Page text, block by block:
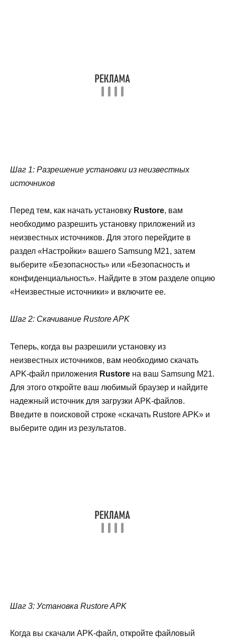
Шаг 1: Разрешение установки из неизвестных
источников
Перед тем, как начать установку Rustore, вам
необходимо разрешить установку приложений из
неизвестных источников. Для этого перейдите в
раздел «Настройки» вашего Samsung M21, затем
выберите «Безопасность» или «Безопасность и
конфиденциальность». Найдите в этом разделе опцию
«Неизвестные источники» и включите ее.
Шаг 2: Скачивание Rustore APK
Теперь, когда вы разрешили установку из
неизвестных источников, вам необходимо скачать
APK-файл приложения Rustore на ваш Samsung M21.
Для этого откройте ваш любимый браузер и найдите
надежный источник для загрузки APK-файлов.
Введите в поисковой строке «скачать Rustore APK» и
выберите один из результатов.
Шаг 3: Установка Rustore APK
Когда вы скачали APK-файл, откройте файловый